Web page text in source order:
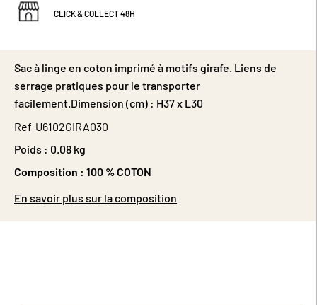
CLICK & COLLECT 48H
Sac à linge en coton imprimé à motifs girafe. Liens de
serrage pratiques pour le transporter
facilement.Dimension (cm) : H37 x L30
Ref U6102GIRA030
Poids : 0.08 kg
Composition : 100 % COTON
En savoir plus sur la composition